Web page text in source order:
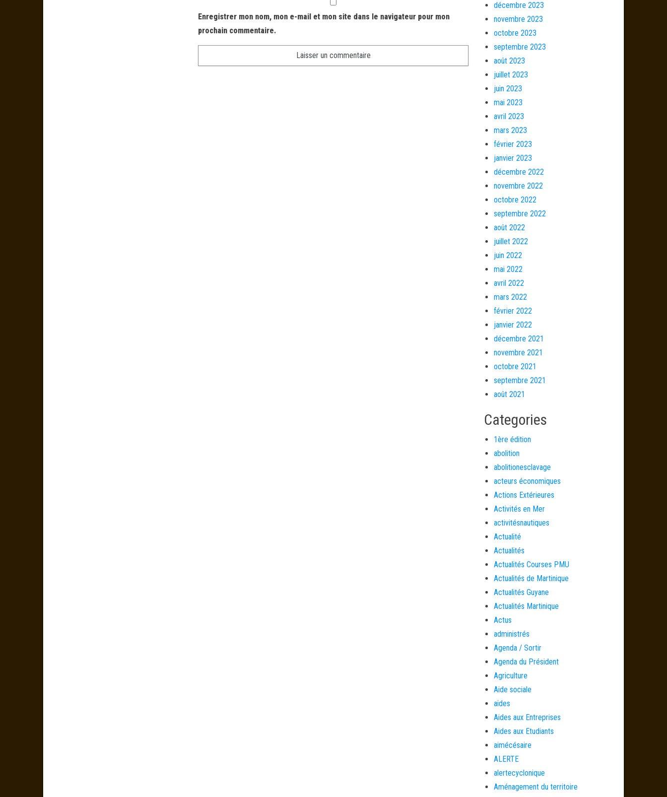
Enregistrer mon nom, mon e-mail et mon site dans le navigateur pour mon
prochain commentaire.
décembre 2023
novembre 2023
octobre 2023
septembre 2023
août 2023
juillet 2023
juin 2023
mai 2023
avril 2023
mars 2023
février 2023
janvier 2023
décembre 2022
novembre 2022
octobre 2022
septembre 2022
août 2022
juillet 2022
juin 2022
mai 2022
avril 2022
mars 2022
février 2022
janvier 2022
décembre 2021
novembre 2021
octobre 2021
septembre 2021
août 2021
Categories
1ère édition
abolition
abolitionesclavage
acteurs économiques
Actions Extérieures
Activités en Mer
activitésnautiques
Actualité
Actualités
Actualités Courses PMU
Actualités de Martinique
Actualités Guyane
Actualités Martinique
Actus
administrés
Agenda / Sortir
Agenda du Président
Agriculture
Aide sociale
aides
Aides aux Entreprises
Aides aux Etudiants
aimécésaire
ALERTE
alertecyclonique
Aménagement du territoire